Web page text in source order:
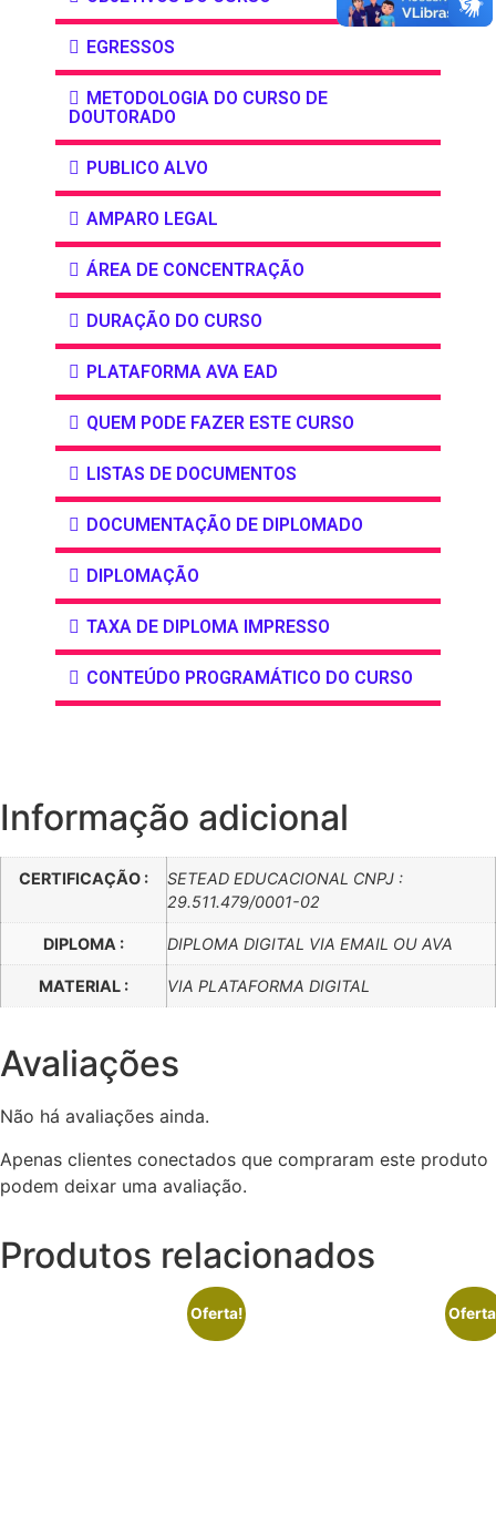
EGRESSOS
METODOLOGIA DO CURSO DE
DOUTORADO
PUBLICO ALVO
AMPARO LEGAL
ÁREA DE CONCENTRAÇÃO
DURAÇÃO DO CURSO
PLATAFORMA AVA EAD
QUEM PODE FAZER ESTE CURSO
LISTAS DE DOCUMENTOS
DOCUMENTAÇÃO DE DIPLOMADO
DIPLOMAÇÃO
TAXA DE DIPLOMA IMPRESSO
CONTEÚDO PROGRAMÁTICO DO CURSO
Informação adicional
CERTIFICAÇÃO :
SETEAD EDUCACIONAL CNPJ :
29.511.479/0001-02
DIPLOMA : DIPLOMA DIGITAL VIA EMAIL OU AVA
MATERIAL : VIA PLATAFORMA DIGITAL
Avaliações
Não há avaliações ainda.
Apenas clientes conectados que compraram este produto
podem deixar uma avaliação.
Produtos relacionados
Oferta!